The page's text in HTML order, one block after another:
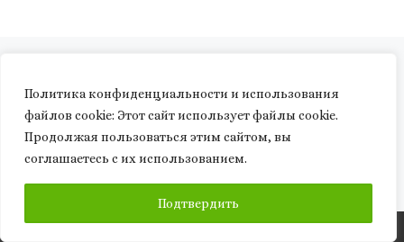
Политика конфиденциальности и использования
файлов сookie: Этот сайт использует файлы cookie.
Продолжая пользоваться этим сайтом, вы
соглашаетесь с их использованием.
Подтвердить
ОБРАТНО К СПИСКУ